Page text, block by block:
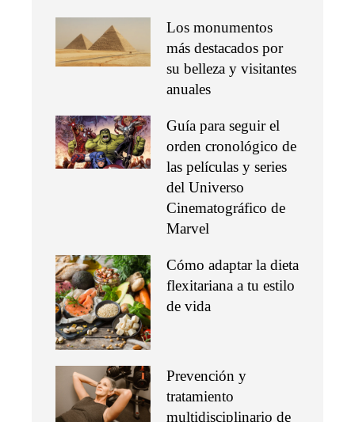
Los monumentos
más destacados por
su belleza y visitantes
anuales
Guía para seguir el
orden cronológico de
las películas y series
del Universo
Cinematográfico de
Marvel
Cómo adaptar la dieta
flexitariana a tu estilo
de vida
Prevención y
tratamiento
multidisciplinario de